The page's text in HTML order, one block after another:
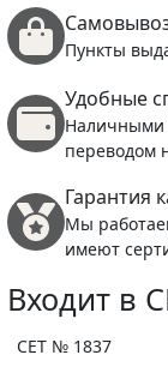
Пункты
Удобные
Наличными
переводом
Гарантия
Мы
имеют
Входит в
СЕТ № 1837